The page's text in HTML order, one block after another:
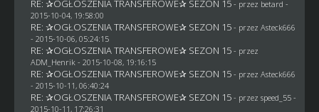
RE: ✰OGŁOSZENIA TRANSFEROWE✰ SEZON 15 - przez betard -
2015-10-04, 19:58:00
RE: ✰OGŁOSZENIA TRANSFEROWE✰ SEZON 15 - przez Asteck666
- 2015-10-06, 05:24:15
RE: ✰OGŁOSZENIA TRANSFEROWE✰ SEZON 15 - przez
ADM_Henrik- 2015-10-08, 19:16:15
RE: ✰OGŁOSZENIA TRANSFEROWE✰ SEZON 15 - przez Asteck666
- 2015-10-11, 06:40:24
RE: ✰OGŁOSZENIA TRANSFEROWE✰ SEZON 15 - przez speed_55 -
2015-10-11, 17:26:31